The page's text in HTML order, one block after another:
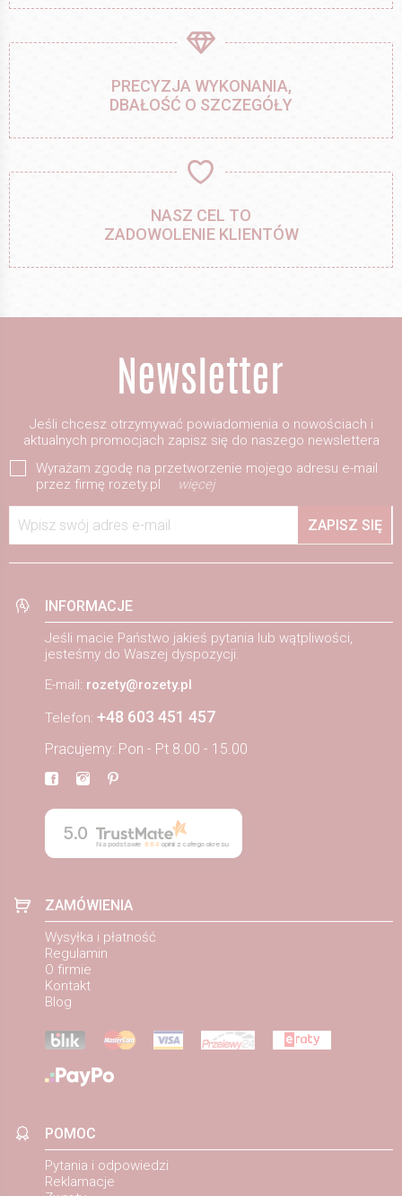
PRECYZJA WYKONANIA,
DBAŁOŚĆ O SZCZEGÓŁY
NASZ CEL TO
ZADOWOLENIE KLIENTÓW
Jeśli chcesz otrzymywać powiadomienia o nowościach i
aktualnych promocjach zapisz się do naszego newslettera
Wyrażam zgodę na przetworzenie mojego adresu e-mail
przez firmę rozety.pl
więcej
Wpisz swój adres e-mail ZAPISZ SIĘ
INFORMACJE
Jeśli macie Państwo jakieś pytania lub wątpliwości,
jesteśmy do Waszej dyspozycji.
E-mail: rozety@rozety.pl
Telefon: +48 603 451 457
Pracujemy: Pon - Pt 8.00 - 15.00
5.0
Na podstawie 884opinii z całego okresu
ZAMÓWIENIA
Wysyłka i płatność
Regulamin
O firmie
Kontakt
Blog
POMOC
Pytania i odpowiedzi
Reklamacje